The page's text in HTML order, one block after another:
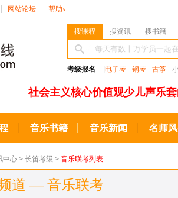
网站论坛 帮助 ∨
搜课程 搜资讯 搜书籍
考级报名 电子琴 钢琴 古筝
社会主义核心价值观少儿声乐
音乐书籍 音乐新闻 名师
中心 > 长笛考级 > 音乐联考列表
道 — 音乐联考